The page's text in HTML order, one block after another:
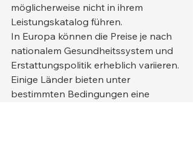
möglicherweise nicht in ihrem
Leistungskatalog führen.
In Europa können die Preise je nach
nationalem Gesundheitssystem und
Erstattungspolitik erheblich variieren.
Einige Länder bieten unter
bestimmten Bedingungen eine